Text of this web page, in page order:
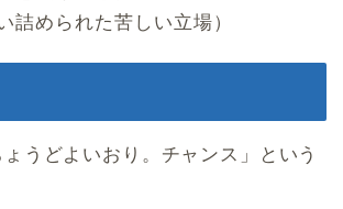
詰められた苦しい立場）
ょうどよいおり。チャンス」という